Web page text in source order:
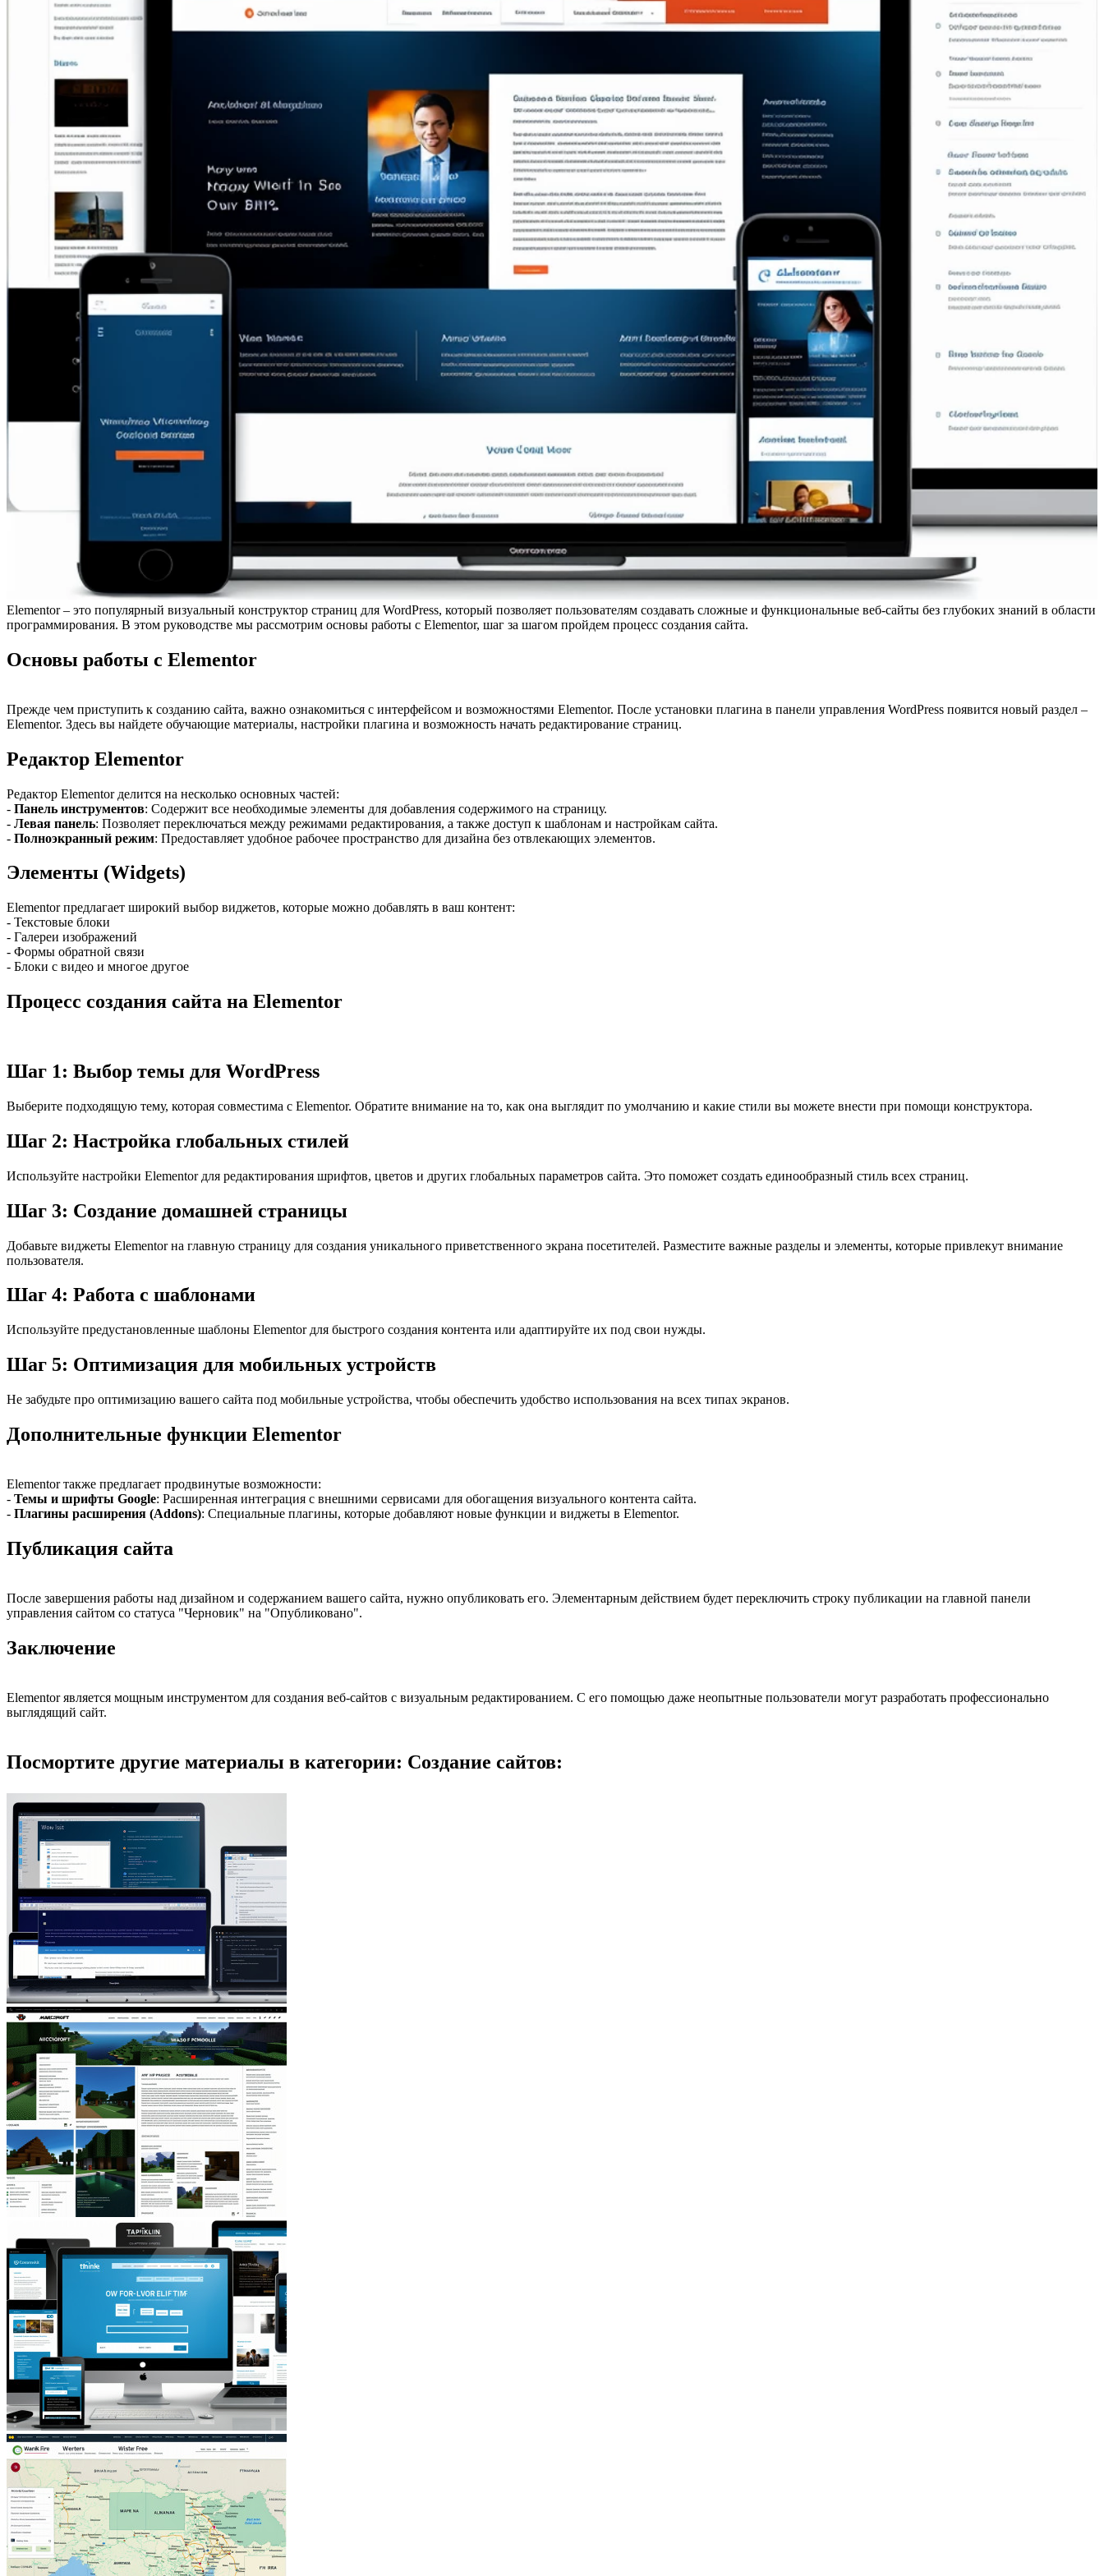
Elementor – это популярный визуальный конструктор страниц для WordPress, который позволяет пользователям создавать сложные и функциональные веб-сайты без глубоких знаний в области
программирования. В этом руководстве мы рассмотрим основы работы с Elementor, шаг за шагом пройдем процесс создания сайта.
Основы работы с Elementor
Прежде чем приступить к созданию сайта, важно ознакомиться с интерфейсом и возможностями Elementor. После установки плагина в панели управления WordPress появится новый раздел –
Elementor. Здесь вы найдете обучающие материалы, настройки плагина и возможность начать редактирование страниц.
Редактор Elementor
Редактор Elementor делится на несколько основных частей:
- Панель инструментов: Содержит все необходимые элементы для добавления содержимого на страницу.
- Левая панель: Позволяет переключаться между режимами редактирования, а также доступ к шаблонам и настройкам сайта.
- Полноэкранный режим: Предоставляет удобное рабочее пространство для дизайна без отвлекающих элементов.
Элементы (Widgets)
Elementor предлагает широкий выбор виджетов, которые можно добавлять в ваш контент:
- Текстовые блоки
- Галереи изображений
- Формы обратной связи
- Блоки с видео и многое другое
Процесс создания сайта на Elementor
Шаг 1: Выбор темы для WordPress
Выберите подходящую тему, которая совместима с Elementor. Обратите внимание на то, как она выглядит по умолчанию и какие стили вы можете внести при помощи конструктора.
Шаг 2: Настройка глобальных стилей
Используйте настройки Elementor для редактирования шрифтов, цветов и других глобальных параметров сайта. Это поможет создать единообразный стиль всех страниц.
Шаг 3: Создание домашней страницы
Добавьте виджеты Elementor на главную страницу для создания уникального приветственного экрана посетителей. Разместите важные разделы и элементы, которые привлекут внимание
пользователя.
Шаг 4: Работа с шаблонами
Используйте предустановленные шаблоны Elementor для быстрого создания контента или адаптируйте их под свои нужды.
Шаг 5: Оптимизация для мобильных устройств
Не забудьте про оптимизацию вашего сайта под мобильные устройства, чтобы обеспечить удобство использования на всех типах экранов.
Дополнительные функции Elementor
Elementor также предлагает продвинутые возможности:
- Темы и шрифты Google: Расширенная интеграция с внешними сервисами для обогащения визуального контента сайта.
- Плагины расширения (Addons): Специальные плагины, которые добавляют новые функции и виджеты в Elementor.
Публикация сайта
После завершения работы над дизайном и содержанием вашего сайта, нужно опубликовать его. Элементарным действием будет переключить строку публикации на главной панели
управления сайтом со статуса "Черновик" на "Опубликовано".
Заключение
Elementor является мощным инструментом для создания веб-сайтов с визуальным редактированием. С его помощью даже неопытные пользователи могут разработать профессионально
выглядящий сайт.
Посмортите другие материалы в категории: Создание сайтов: